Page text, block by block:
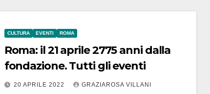
CULTURA EVENTI ROMA
Roma: il 21 aprile 2775 anni dalla
fondazione. Tutti gli eventi
20 APRILE 2022 GRAZIAROSA VILLANI